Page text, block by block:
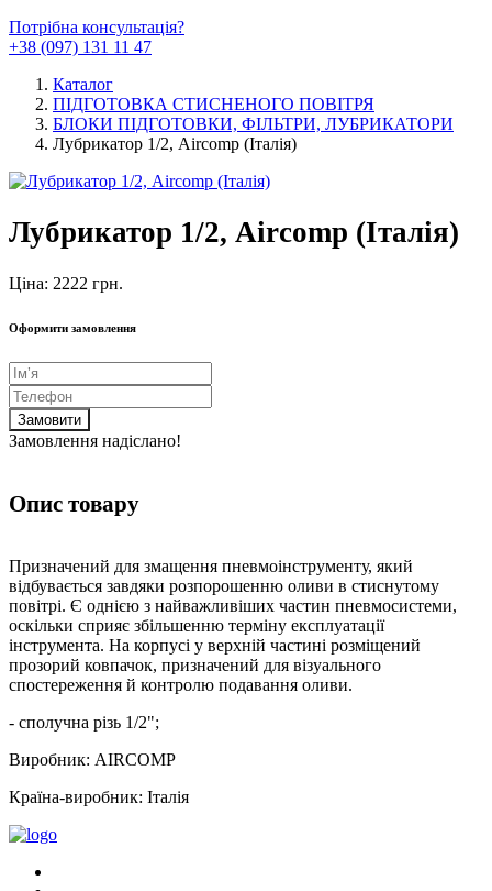
Потрібна консультація?
+38 (097) 131 11 47
Каталог
ПІДГОТОВКА СТИСНЕНОГО ПОВІТРЯ
БЛОКИ ПІДГОТОВКИ, ФІЛЬТРИ, ЛУБРИКАТОРИ
Лубрикатор 1/2, Aircomp (Італія)
Лубрикатор 1/2, Aircomp (Італія)
Ціна: 2222 грн.
Оформити замовлення
Замовити
Замовлення надіслано!
Опис товару
Призначений для змащення пневмоінструменту, який
відбувається завдяки розпорошенню оливи в стиснутому
повітрі. Є однією з найважливіших частин пневмосистеми,
оскільки сприяє збільшенню терміну експлуатації
інструмента. На корпусі у верхній частині розміщений
прозорий ковпачок, призначений для візуального
спостереження й контролю подавання оливи.
- сполучна різь 1/2";
Виробник: AIRCOMP
Країна-виробник: Італія